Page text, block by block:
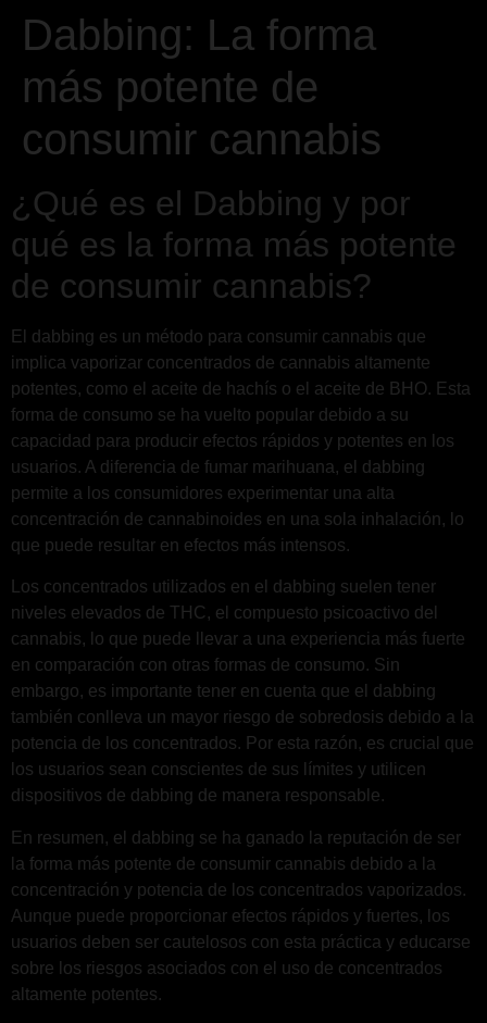
Dabbing: La forma
más potente de
consumir cannabis
¿Qué es el Dabbing y por
qué es la forma más potente
de consumir cannabis?
El dabbing es un método para consumir cannabis que
implica vaporizar concentrados de cannabis altamente
potentes, como el aceite de hachís o el aceite de BHO. Esta
forma de consumo se ha vuelto popular debido a su
capacidad para producir efectos rápidos y potentes en los
usuarios. A diferencia de fumar marihuana, el dabbing
permite a los consumidores experimentar una alta
concentración de cannabinoides en una sola inhalación, lo
que puede resultar en efectos más intensos.
Los concentrados utilizados en el dabbing suelen tener
niveles elevados de THC, el compuesto psicoactivo del
cannabis, lo que puede llevar a una experiencia más fuerte
en comparación con otras formas de consumo. Sin
embargo, es importante tener en cuenta que el dabbing
también conlleva un mayor riesgo de sobredosis debido a la
potencia de los concentrados. Por esta razón, es crucial que
los usuarios sean conscientes de sus límites y utilicen
dispositivos de dabbing de manera responsable.
En resumen, el dabbing se ha ganado la reputación de ser
la forma más potente de consumir cannabis debido a la
concentración y potencia de los concentrados vaporizados.
Aunque puede proporcionar efectos rápidos y fuertes, los
usuarios deben ser cautelosos con esta práctica y educarse
sobre los riesgos asociados con el uso de concentrados
altamente potentes.